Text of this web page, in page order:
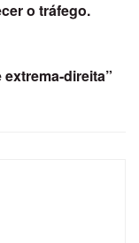
o tráfego.
direita”